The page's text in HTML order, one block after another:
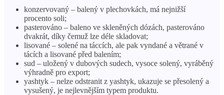
konzervovaný – balený v plechovkách, má nejnižší
procento soli;
pasterováno – baleno ve skleněných dózách, pasterováno
dvakrát, díky čemuž lze déle skladovat;
lisované – solené na táccích, ale pak vyndané a větrané v
tácích a lisované před balením;
sud – uložený v dubových sudech, vysoce solený, vyráběný
výhradně pro export;
yashtyk – nelze odstranit z yashtyk, ukazuje se přesolený a
vysušený, je nejlevnějším typem produktu.